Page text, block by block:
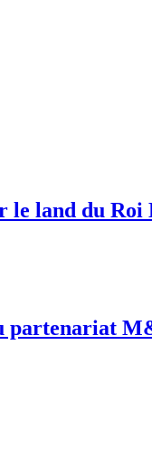
land du Roi
partenariat